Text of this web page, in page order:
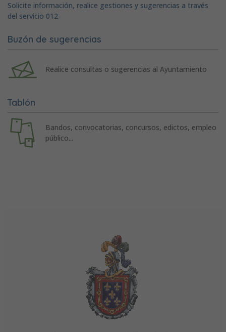
Solicite información, realice gestiones y sugerencias a través
del servicio 012
Buzón de sugerencias
Realice consultas o sugerencias al Ayuntamiento
Tablón
Bandos, convocatorias, concursos, edictos, empleo
público...